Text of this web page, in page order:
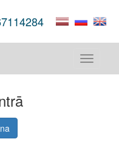
Toggle